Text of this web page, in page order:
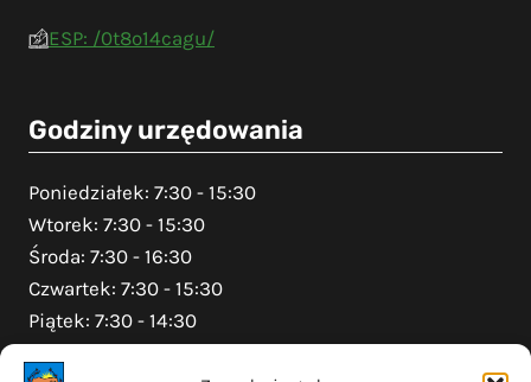
ESP: /0t8o14cagu/
Godziny urzędowania
Poniedziałek: 7:30 - 15:30
Wtorek: 7:30 - 15:30
Środa: 7:30 - 16:30
Czwartek: 7:30 - 15:30
Piątek: 7:30 - 14:30